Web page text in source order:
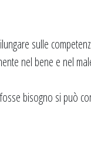
sulle
nel bene e nel
bisogno si può